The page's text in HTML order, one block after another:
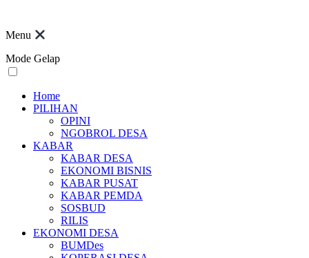
Menu
Mode Gelap
Home
PILIHAN
OPINI
NGOBROL DESA
KABAR
KABAR DESA
EKONOMI BISNIS
KABAR PUSAT
KABAR PEMDA
SOSBUD
RILIS
EKONOMI DESA
BUMDes